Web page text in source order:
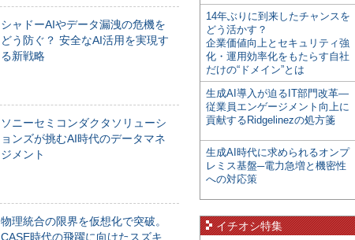
シャドーAIやデータ漏洩の危機を
どう防ぐ？ 安全なAI活用を実現す
る新戦略
ソニーセミコンダクタソリューシ
ョンズが挑むAI時代のデータマネ
ジメント
物理統合の限界を仮想化で突破。
CASE時代の飛躍に向けたスズキ
14年ぶりに到来したチャンスを
どう活かす？
企業価値向上とセキュリティ強
化・運用効率化をもたらす自社
だけの“ドメイン”とは
生成AI導入が迫るIT部門改革―
従業員エンゲージメント向上に
貢献するRidgelinezの処方箋
生成AI時代に求められるオンプ
レミス基盤─電力急増と機密性
への対応策
イチオシ特集